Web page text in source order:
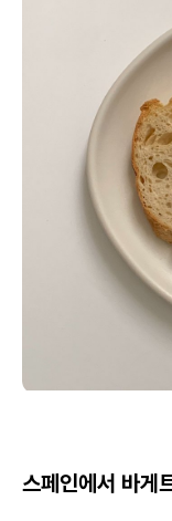
스페인에서 바게